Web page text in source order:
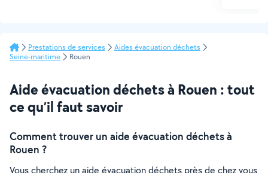
Prestations de services
Aides évacuation déchets
Seine-maritime
Rouen
Aide évacuation déchets à Rouen : tout
ce qu’il faut savoir
Comment trouver un aide évacuation déchets à
Rouen ?
Vous cherchez un aide évacuation déchets près de chez vous